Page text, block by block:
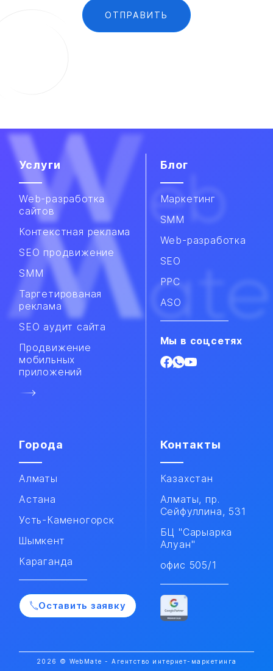
Услуги
Web-разработка
сайтов
Контекстная реклама
SEO продвижение
SMM​
Таргетированая
реклама
SEO аудит сайта
Продвижение
мобильных
приложений​
Блог
Маркетинг
SMM
Web-разработка
SEO
PPC
ASO
Мы в соцсетях
Города
Алматы
Астана
Усть-Каменогорск
Шымкент
Караганда
Оставить заявку
Контакты
Казахстан
Алматы, пр.
Сейфуллина, 531
БЦ "Сарыарка
Алуан"
офис 505/1
2026 © WebMate - Агентство интернет-маркетинга